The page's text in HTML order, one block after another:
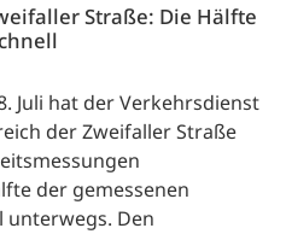
Straße: Die Hälfte
Juli hat der Verkehrsdienst
der Zweifaller Straße
der gemessenen
unterwegs. Den